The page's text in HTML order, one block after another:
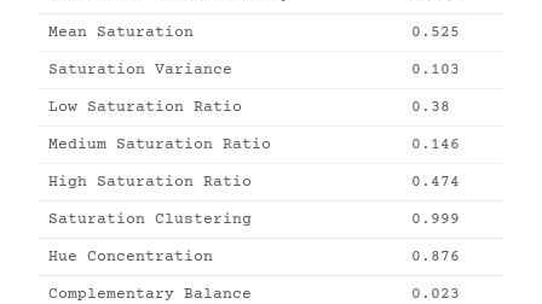
Mean Saturation 0.525
Saturation Variance 0.103
Low Saturation Ratio 0.38
Medium Saturation Ratio 0.146
High Saturation Ratio 0.474
Saturation Clustering 0.999
Hue Concentration 0.876
Complementary Balance 0.023